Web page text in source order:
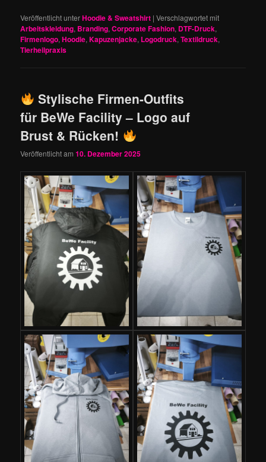
Veröffentlicht unterHoodie & Sweatshirt |Verschlagwortet mit
Arbeitskleidung, Branding,Corporate Fashion, DTF-Druck,
Firmenlogo,Hoodie,Kapuzenjacke, Logodruck,Textildruck,
Tierheilpraxis
Stylische Firmen-Outfits
für BeWe Facility – Logo auf
Brust & Rücken!
Veröffentlicht am10. Dezember 2025